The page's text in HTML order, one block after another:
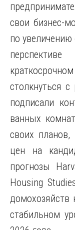
свои бизнес-
по
столкнуться
подписали
ванных
своих
цен на
прогнозы
Housing
домохозяйств
стабильном